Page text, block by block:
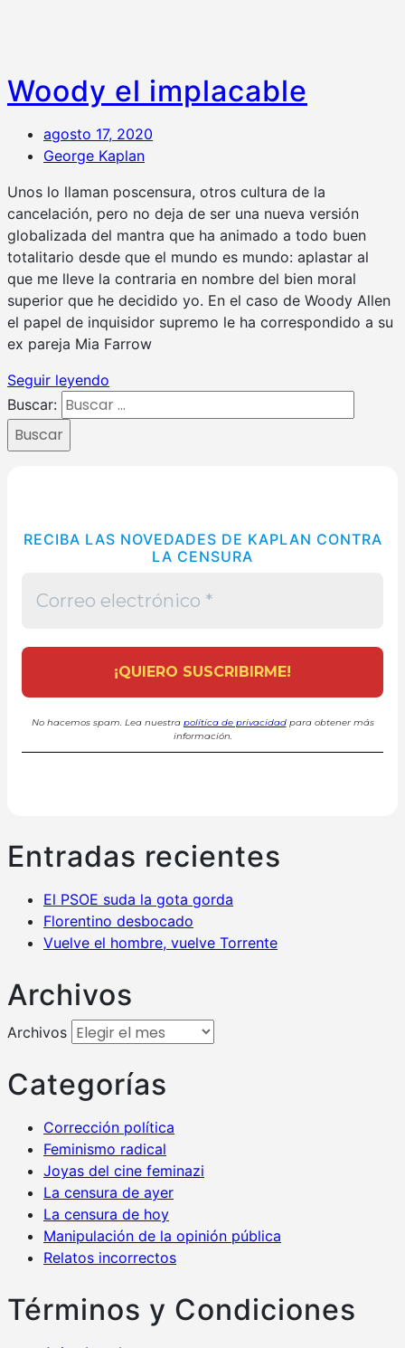
Woody el implacable
agosto 17, 2020
George Kaplan
Unos lo llaman poscensura, otros cultura de la
cancelación, pero no deja de ser una nueva versión
globalizada del mantra que ha animado a todo buen
totalitario desde que el mundo es mundo: aplastar al
que me lleve la contraria en nombre del bien moral
superior que he decidido yo. En el caso de Woody Allen
el papel de inquisidor supremo le ha correspondido a su
ex pareja Mia Farrow
Seguir leyendo
Buscar:
Buscar
RECIBA LAS NOVEDADES DE KAPLAN CONTRA
LA CENSURA
No hacemos spam. Lea nuestra política de privacidadpara obtener más
información.
Entradas recientes
El PSOE suda la gota gorda
Florentino desbocado
Vuelve el hombre, vuelve Torrente
Archivos
Archivos
Categorías
Corrección política
Feminismo radical
Joyas del cine feminazi
La censura de ayer
La censura de hoy
Manipulación de la opinión pública
Relatos incorrectos
Términos y Condiciones